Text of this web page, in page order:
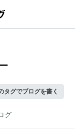
タグでブログを書く
グ